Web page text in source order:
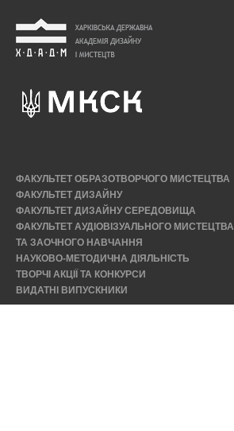
ФАКУЛЬТЕТ ОБРАЗОТВОРЧОГО МИСТЕЦТВА
ФАКУЛЬТЕТ ДИЗАЙНУ
ФАКУЛЬТЕТ ДИЗАЙНУ СЕРЕДОВИЩА
ФАКУЛЬТЕТ АУДІОВІЗУАЛЬНОГО МИСТЕЦТВА
ТА ЗАОЧНОГО НАВЧАННЯ
НАУКОВО-МЕТОДИЧНА ДІЯЛЬНІСТЬ
ТВОРЧІ АКЦІЇ ТА КОНКУРСИ
ВИДАТНІ ВИПУСКНИКИ